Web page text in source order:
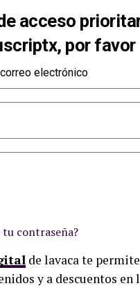
acceso
por
electrónico
tu contraseña?
de lavaca te
y a descuentos